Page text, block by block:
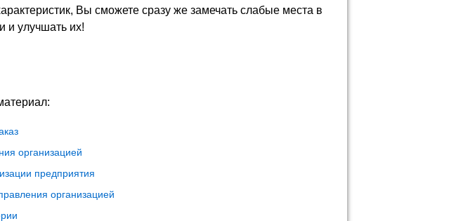
Вы сможете сразу же замечать слабые места в
и улучшать их!
организацией
предприятия
организацией